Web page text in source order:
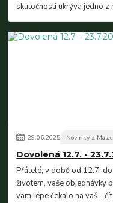
skutočnosti ukrýva jedno
29.06.2025 Novinky z
Dovolená 12.7. -
Přátelé, v době od 12.7.
životem, vaše objednávky
vám lépe čekalo na vaš...